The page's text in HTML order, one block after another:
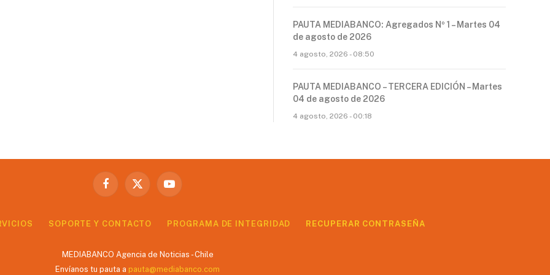
PAUTA MEDIABANCO: Agregados Nº 1 – Martes 04
de agosto de 2026
4 agosto, 2026 - 08:50
PAUTA MEDIABANCO – TERCERA EDICIÓN – Martes
04 de agosto de 2026
4 agosto, 2026 - 00:18
Facebook
X
YouTube
SOPORTE Y CONTACTO PROGRAMA DE INTEGRIDAD RECUPERAR CONTRASEÑA
MEDIABANCO Agencia de Noticias - Chile
Envíanos tu pauta a pauta@mediabanco.com